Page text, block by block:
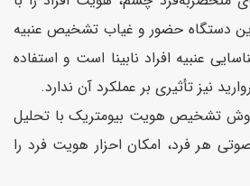
دستگاه حضور و غیاب تشخیص عنبیه
عنبیه افراد نابینا است و استفاده
نیز تأثیری بر عملکرد آن ندارد.
تشخیص هویت بیومتریک با تحلیل
هر فرد، امکان احزار هویت فرد را